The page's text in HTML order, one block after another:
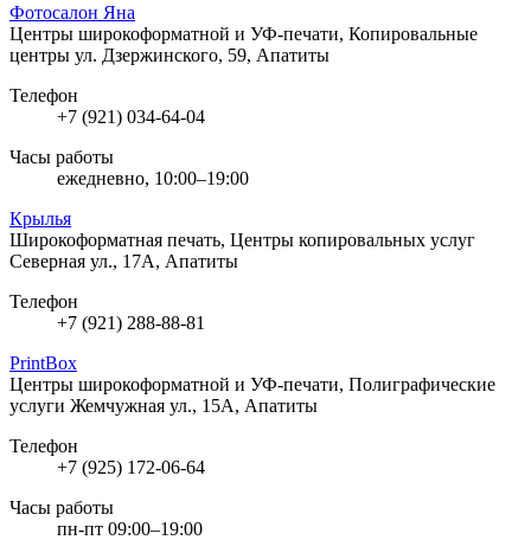
Фотосалон Яна
Центры широкоформатной и УФ-печати, Копировальные
центры ул. Дзержинского, 59, Апатиты
Телефон
+7 (921) 034-64-04
Часы работы
ежедневно, 10:00–19:00
Крылья
Широкоформатная печать, Центры копировальных услуг
Северная ул., 17А, Апатиты
Телефон
+7 (921) 288-88-81
PrintBox
Центры широкоформатной и УФ-печати, Полиграфические
услуги Жемчужная ул., 15А, Апатиты
Телефон
+7 (925) 172-06-64
Часы работы
пн-пт 09:00–19:00